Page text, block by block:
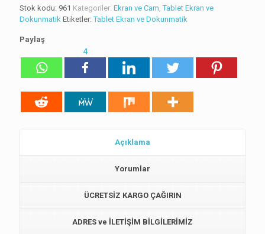
Stok kodu: 961 Kategoriler: Ekran ve Cam ,Tablet Ekran ve
Dokunmatik Etiketler:Tablet Ekran ve Dokunmatik
Paylaş
4
Açıklama
Yorumlar
ÜCRETSİZ KARGO ÇAĞIRIN
ADRES ve İLETİŞİM BİLGİLERİMİZ